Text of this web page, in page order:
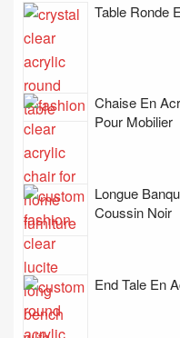
Table Ronde
Chaise En
Pour Mobilier
Longue
Coussin Noir
End Tale En